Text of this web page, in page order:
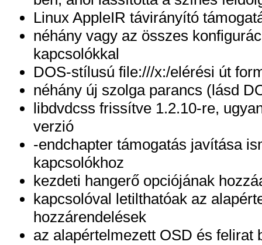
Linux AppleIR távirányító
néhány vagy az összes
kapcsolókkal
DOS-stílusú file:///x:/elérési út
néhány új szolga parancs (lásd
libdvdcss frissítve 1.2.10-re,
verzió
-endchapter támogatás javítása
kapcsolókhoz
kezdeti hangerő opciójának
kapcsolóval letilthatóak az
hozzárendelések
az alapértelmezett OSD és felirat